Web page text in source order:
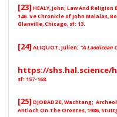
[23] HEALY, John; Law And Religion
146. Ve Chronicle of John Malalas,
Glanville, Chicago, sf: 13.
[24] ALIQUOT, Julien; “A Laodicean
https://shs.hal.science/
sf: 157-168.
[25] DJOBADZE, Wachtang;
Antioch On The Orontes, 1986,